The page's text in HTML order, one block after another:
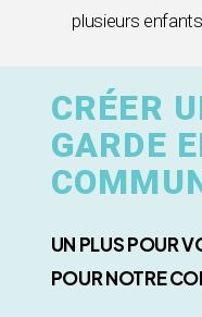
plusieurs
CRÉER
GARDE
UN PLUS POUR
POUR NOTRE